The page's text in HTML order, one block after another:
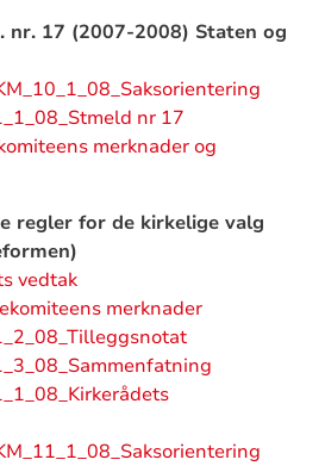
nr. 17 (2007-2008) Staten og
nr 17
merknader og
regler for de kirkelige valg
vedtak
merknader